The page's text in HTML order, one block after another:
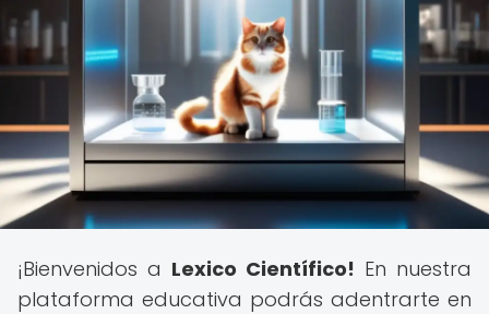
¡Bienvenidos a Lexico Científico! En nuestra
plataforma educativa podrás adentrarte en